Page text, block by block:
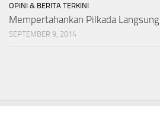
OPINI & BERITA TERKINI
Mempertahankan Pilkada Langsung
SEPTEMBER 9, 2014